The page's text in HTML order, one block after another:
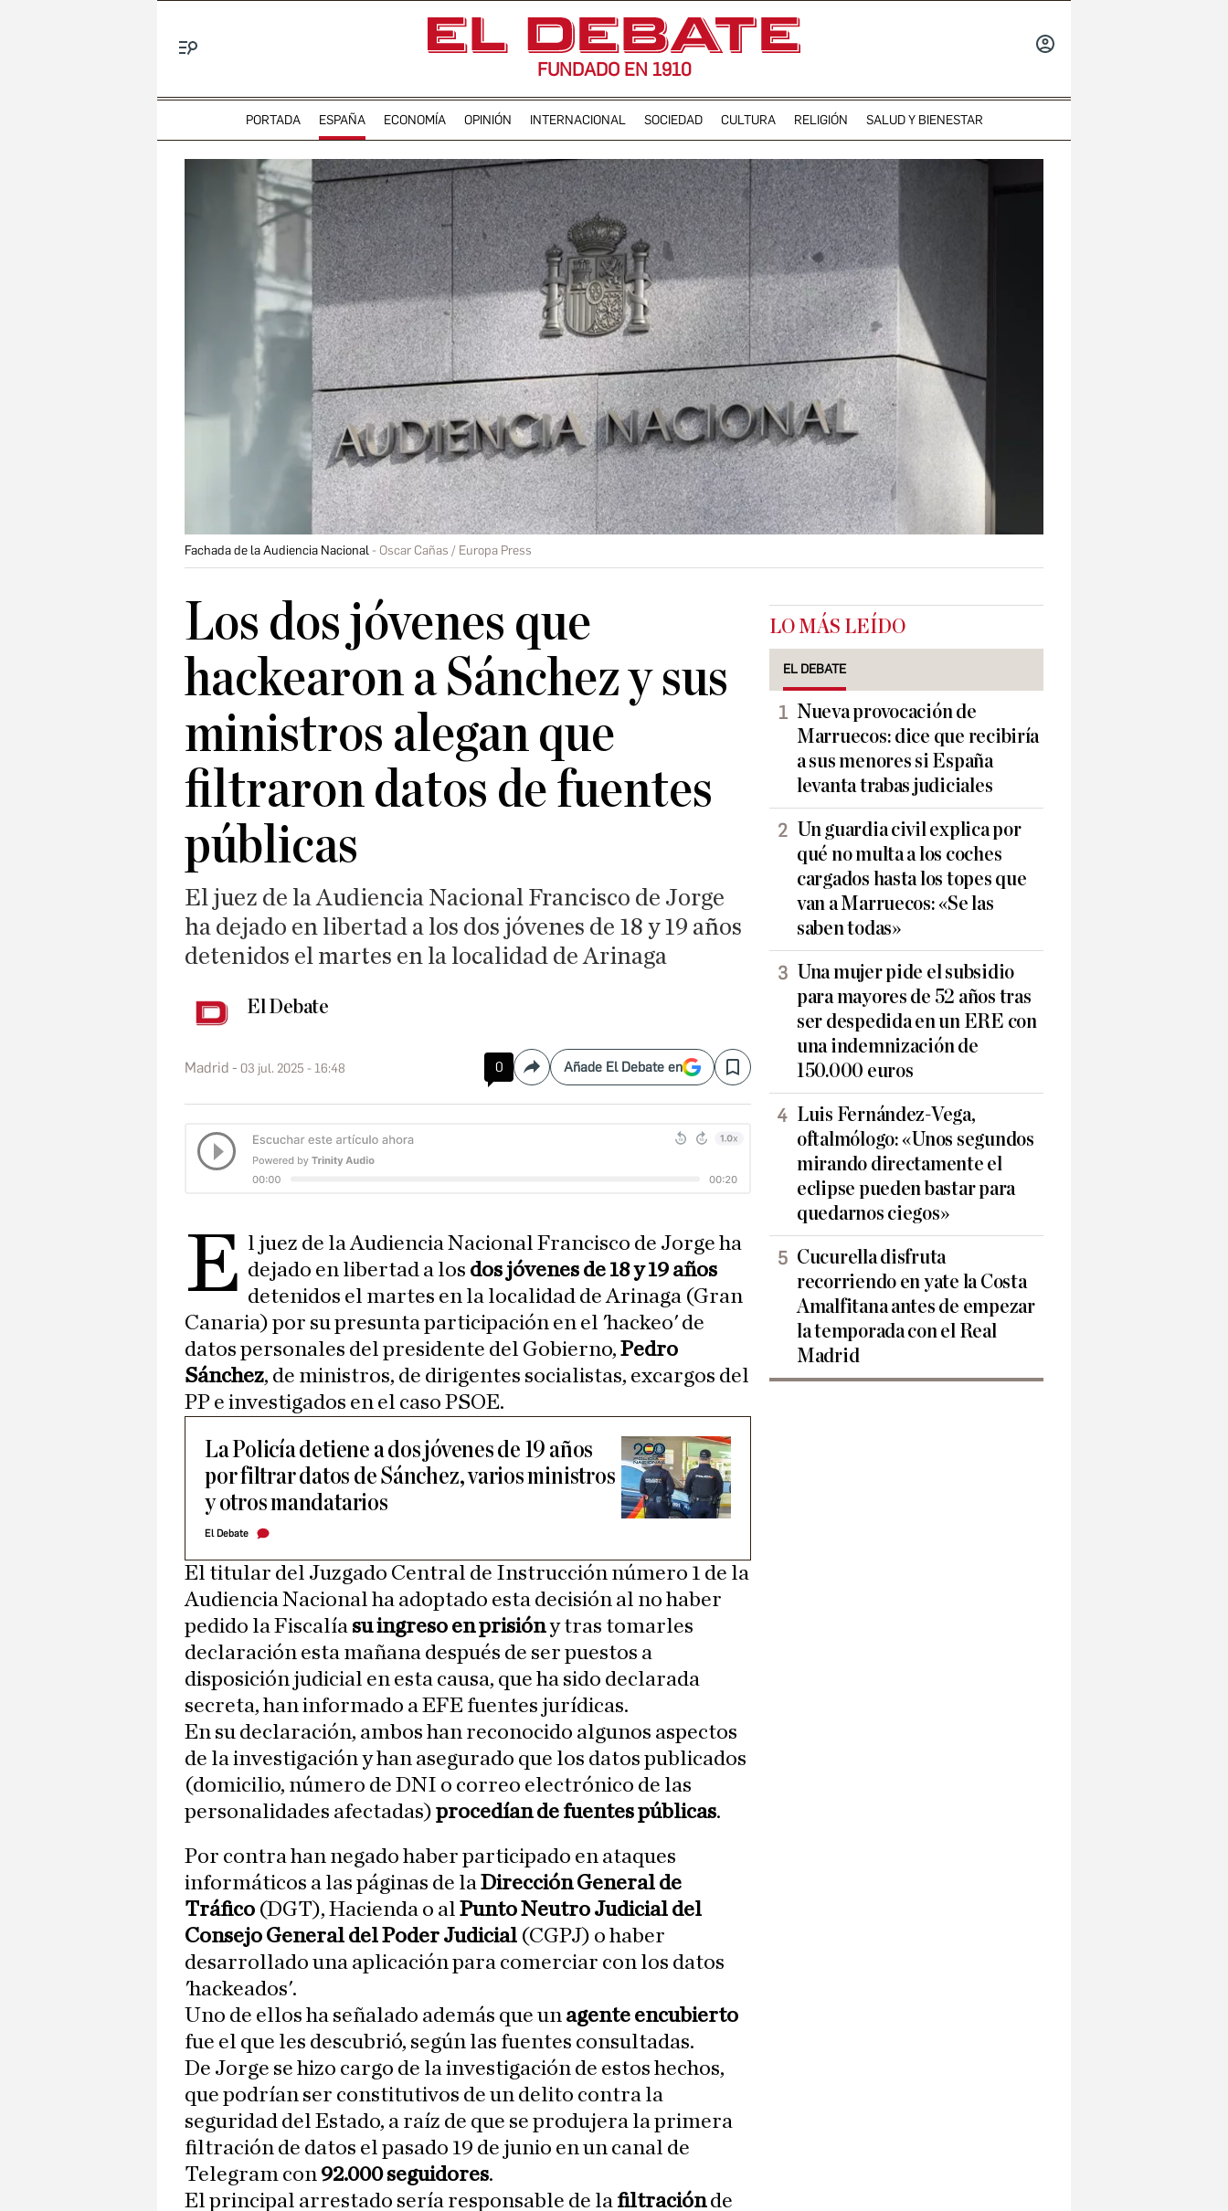
FUNDADO EN 1910
PORTADA ESPAÑA ECONOMÍA OPINIÓN INTERNACIONAL SOCIEDAD CULTURA RELIGIÓN SALUD Y BIENESTAR
Fachada de la Audiencia Nacional Oscar Cañas / Europa Press
Los dos jóvenes que
hackearon a Sánchez y sus
ministros alegan que
filtraron datos de fuentes
públicas
El juez de la Audiencia Nacional Francisco de Jorge
ha dejado en libertad a los dos jóvenes de 18 y 19 años
detenidos el martes en la localidad de Arinaga
El Debate
Madrid 03 jul. 2025 - 16:48 0 CompartirAñade El Debate en Save
E l juez de la Audiencia Nacional Francisco de Jorge ha
dejado en libertad a los dos jóvenes de 18 y 19 años
detenidos el martes en la localidad de Arinaga (Gran
Canaria) por su presunta participación en el 'hackeo' de
datos personales del presidente del Gobierno, Pedro
Sánchez, de ministros, de dirigentes socialistas, excargos del
PP e investigados en el caso PSOE.
La Policía detiene a dos jóvenes de 19 años
por filtrar datos de Sánchez, varios ministros
y otros mandatarios
El Debate
El titular del Juzgado Central de Instrucción número 1 de la
Audiencia Nacional ha adoptado esta decisión al no haber
pedido la Fiscalía su ingreso en prisióny tras tomarles
declaración esta mañana después de ser puestos a
disposición judicial en esta causa, que ha sido declarada
secreta, han informado a EFE fuentes jurídicas.
En su declaración, ambos han reconocido algunos aspectos
de la investigación y han asegurado que los datos publicados
(domicilio, número de DNI o correo electrónico de las
personalidades afectadas) procedían de fuentes públicas.
Por contra han negado haber participado en ataques
informáticos a las páginas de laDirección General de
Tráfico (DGT), Hacienda o al Punto Neutro Judicial del
Consejo General del Poder Judicial (CGPJ) o haber
desarrollado una aplicación para comerciar con los datos
'hackeados'.
Uno de ellos ha señalado además que un agente encubierto
fue el que les descubrió, según las fuentes consultadas.
De Jorge se hizo cargo de la investigación de estos hechos,
que podrían ser constitutivos de un delito contra la
seguridad del Estado, a raíz de que se produjera la primera
filtración de datos el pasado 19 de junio en un canal de
Telegram con 92.000 seguidores.
El principal arrestado sería responsable de la filtraciónde
LO MÁS LEÍDO
EL DEBATE
Nueva provocación de
Marruecos: dice que recibiría
a sus menores si España
levanta trabas judiciales
Un guardia civil explica por
qué no multa a los coches
cargados hasta los topes que
van a Marruecos: «Se las
saben todas»
Una mujer pide el subsidio
para mayores de 52 años tras
ser despedida en un ERE con
una indemnización de
150.000 euros
Luis Fernández-Vega,
oftalmólogo: «Unos segundos
mirando directamente el
eclipse pueden bastar para
quedarnos ciegos»
Cucurella disfruta
recorriendo en yate la Costa
Amalfitana antes de empezar
la temporada con el Real
Madrid